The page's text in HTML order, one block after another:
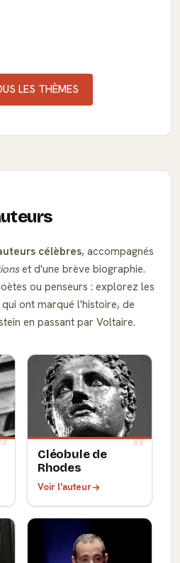
LES THÈMES
célèbres, accompagnés
et d'une brève biographie.
ou penseurs : explorez les
ont marqué l'histoire, de
en passant par Voltaire.
Cléobule de
Rhodes
Voir l'auteur